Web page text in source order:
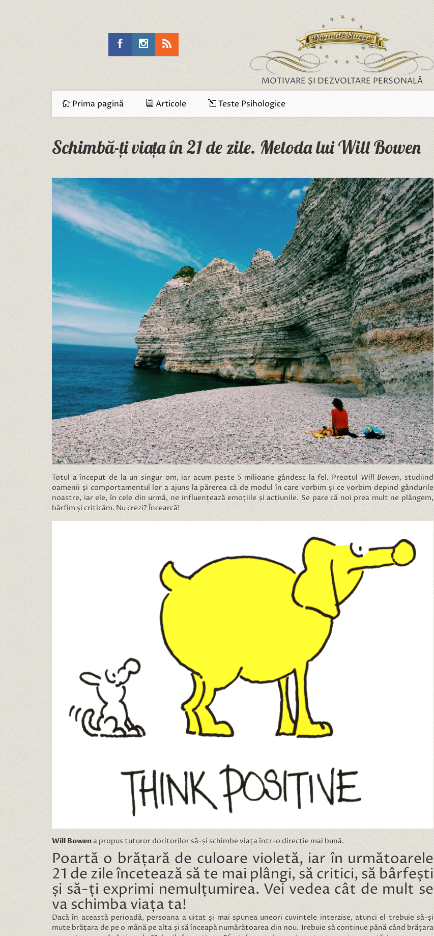
MOTIVARE ȘI DEZVOLTARE PERSONALĂ
Prima pagină Articole Teste Psihologice
Schimbă-ți viața în 21 de zile. Metoda lui Will Bowen
Totul a început de la un singur om, iar acum peste 5 milioane gândesc la fel. Preotul Will Bowen,studiind
oamenii și comportamentul lor a ajuns la părerea că de modul în care vorbim și ce vorbim depind gândurile
noastre, iar ele, în cele din urmă, ne influențează emoțiile și acțiunile. Se pare că noi prea mult ne plângem,
bârfim și criticăm. Nu crezi? Încearcă!
Will Bowen a propus tuturor doritorilor să-și schimbe viața într-o direcție mai bună.
Poartă o brățară de culoare violetă, iar în următoarele
21 de zile încetează să te mai plângi, să critici, să bârfești
și să-ți exprimi nemulțumirea. Vei vedea cât de mult se
va schimba viața ta!
Dacă în această perioadă, persoana a uitat și mai spunea uneori cuvintele interzise, atunci el trebuie să-și
mute brățara de pe o mână pe alta și să înceapă numărătoarea din nou. Trebuie să continue până când brățara